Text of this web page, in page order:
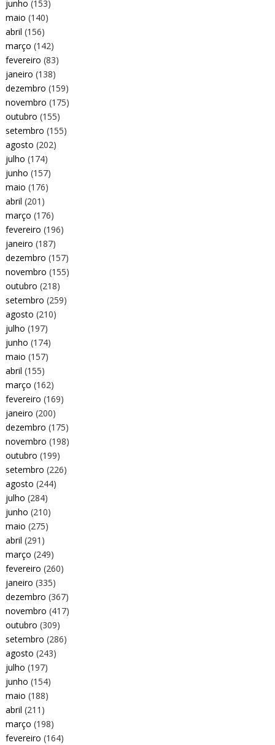
junho (153)
maio (140)
abril (156)
março (142)
fevereiro (83)
janeiro (138)
dezembro (159)
novembro (175)
outubro (155)
setembro (155)
agosto (202)
julho (174)
junho (157)
maio (176)
abril (201)
março (176)
fevereiro (196)
janeiro (187)
dezembro (157)
novembro (155)
outubro (218)
setembro (259)
agosto (210)
julho (197)
junho (174)
maio (157)
abril (155)
março (162)
fevereiro (169)
janeiro (200)
dezembro (175)
novembro (198)
outubro (199)
setembro (226)
agosto (244)
julho (284)
junho (210)
maio (275)
abril (291)
março (249)
fevereiro (260)
janeiro (335)
dezembro (367)
novembro (417)
outubro (309)
setembro (286)
agosto (243)
julho (197)
junho (154)
maio (188)
abril (211)
março (198)
fevereiro (164)